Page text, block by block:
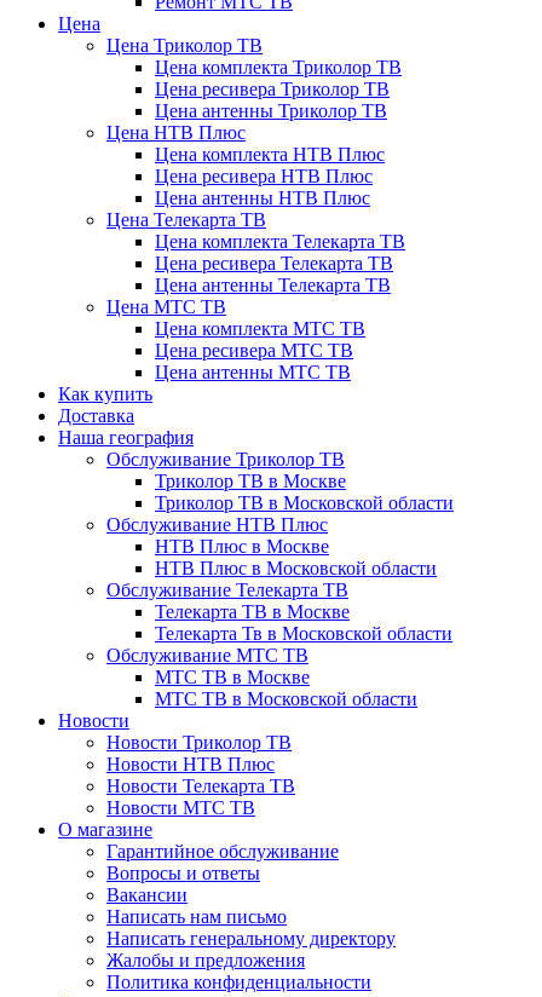
Цена
Цена Триколор ТВ
Цена комплекта Триколор ТВ
Цена ресивера Триколор ТВ
Цена антенны Триколор ТВ
Цена НТВ Плюс
Цена комплекта НТВ Плюс
Цена ресивера НТВ Плюс
Цена антенны НТВ Плюс
Цена Телекарта ТВ
Цена комплекта Телекарта ТВ
Цена ресивера Телекарта ТВ
Цена антенны Телекарта ТВ
Цена МТС ТВ
Цена комплекта МТС ТВ
Цена ресивера МТС ТВ
Цена антенны МТС ТВ
Как купить
Доставка
Наша география
Обслуживание Триколор ТВ
Триколор ТВ в Москве
Триколор ТВ в Московской области
Обслуживание НТВ Плюс
НТВ Плюс в Москве
НТВ Плюс в Московской области
Обслуживание Телекарта ТВ
Телекарта ТВ в Москве
Телекарта Тв в Московской области
Обслуживание МТС ТВ
МТС ТВ в Москве
МТС ТВ в Московской области
Новости
Новости Триколор ТВ
Новости НТВ Плюс
Новости Телекарта ТВ
Новости МТС ТВ
О магазине
Гарантийное обслуживание
Вопросы и ответы
Вакансии
Написать нам письмо
Написать генеральному директору
Жалобы и предложения
Политика конфиденциальности